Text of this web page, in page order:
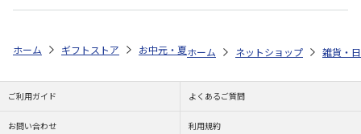
ホーム ギフトストア お中元・夏ギフト特集 2026 ゆうゆうギフト
ホーム ネットショップ 雑貨・
ご利用ガイド よくあるご質問
お問い合わせ 利用規約